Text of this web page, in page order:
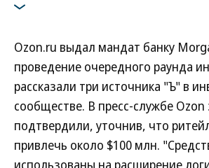
Ozon.ru выдал мандат банку
проведение очередного раунда
рассказали три источника "Ъ" в
сообществе. В пресс-службе Ozon
подтвердили, уточнив, что
привлечь около $100 млн.
использованы на расширение